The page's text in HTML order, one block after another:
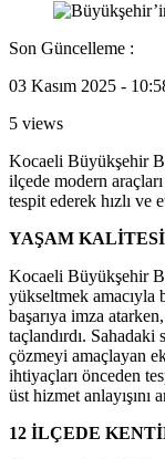
Son Güncelleme :
03 Kasım 2025 -
5 views
Kocaeli Büyükşehir
ilçede modern
tespit ederek hızlı ve
YAŞAM
Kocaeli Büyükşehir
yükseltmek amacıyla
başarıya imza
taçlandırdı. Sahadaki
çözmeyi amaçlayan
ihtiyaçları önceden
üst hizmet anlayışını
12 İLÇEDE